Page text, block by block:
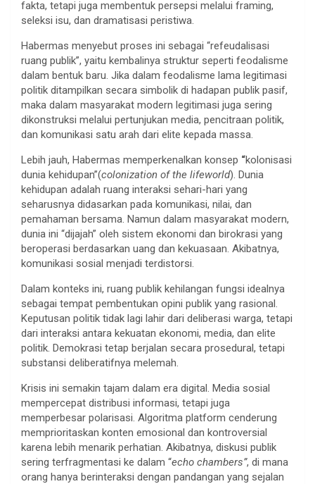
fakta, tetapi juga membentuk persepsi melalui framing,
seleksi isu, dan dramatisasi peristiwa.
Habermas menyebut proses ini sebagai “refeudalisasi
ruang publik”, yaitu kembalinya struktur seperti feodalisme
dalam bentuk baru. Jika dalam feodalisme lama legitimasi
politik ditampilkan secara simbolik di hadapan publik pasif,
maka dalam masyarakat modern legitimasi juga sering
dikonstruksi melalui pertunjukan media, pencitraan politik,
dan komunikasi satu arah dari elite kepada massa.
Lebih jauh, Habermas memperkenalkan konsep “kolonisasi
dunia kehidupan”(colonization of the lifeworld). Dunia
kehidupan adalah ruang interaksi sehari-hari yang
seharusnya didasarkan pada komunikasi, nilai, dan
pemahaman bersama. Namun dalam masyarakat modern,
dunia ini “dijajah” oleh sistem ekonomi dan birokrasi yang
beroperasi berdasarkan uang dan kekuasaan. Akibatnya,
komunikasi sosial menjadi terdistorsi.
Dalam konteks ini, ruang publik kehilangan fungsi idealnya
sebagai tempat pembentukan opini publik yang rasional.
Keputusan politik tidak lagi lahir dari deliberasi warga, tetapi
dari interaksi antara kekuatan ekonomi, media, dan elite
politik. Demokrasi tetap berjalan secara prosedural, tetapi
substansi deliberatifnya melemah.
Krisis ini semakin tajam dalam era digital. Media sosial
mempercepat distribusi informasi, tetapi juga
memperbesar polarisasi. Algoritma platform cenderung
memprioritaskan konten emosional dan kontroversial
karena lebih menarik perhatian. Akibatnya, diskusi publik
sering terfragmentasi ke dalam “echo chambers”, di mana
orang hanya berinteraksi dengan pandangan yang sejalan